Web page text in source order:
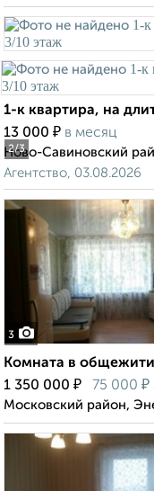
2/3
1-к квартира, на
13 000 ₽ в месяц
Ново-Савиновский
Агентство, 03.08.2026
3
Комната в
1 350 000 ₽ 75 000 ₽
Московский район,